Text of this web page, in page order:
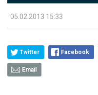
05.02.2013 15:33
Twitter Facebook
Email